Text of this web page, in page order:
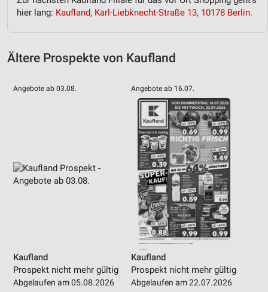
hier lang: Kaufland, Karl-Liebknecht-Straße 13, 10178 Berlin.
Ältere Prospekte von Kaufland
Angebote ab 03.08.
Kaufland
Prospekt nicht mehr gültig
Abgelaufen am 05.08.2026
Angebote ab 16.07.
Kaufland
Prospekt nicht mehr gültig
Abgelaufen am 22.07.2026
Erstellung von Profilen zur Personalisierung
von Inhalten
Messung der Performance von Inhalten
Analyse von Zielgruppen durch Statistiken oder
Kombinationen von Daten aus verschiedenen
Entwicklung und Verbesserung der Angebote
Verwendung reduzierter Daten zur Auswahl von
Verwendung genauer Standortdaten
Geräte anhand von aktiv angeforderten
Informationen identifizieren